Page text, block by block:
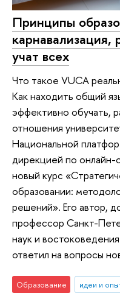
Принципы
карнавализация,
учат всех
Что такое VUCA
Как находить общий
эффективно обучать,
отношения
Национальной
дирекцией по
новый курс
образовании:
решений». Его автор,
профессор Санкт-
наук и
ответил на вопросы
Образование идеи и